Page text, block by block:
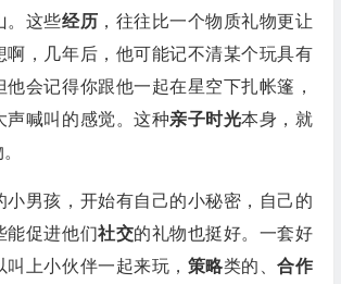
。这些经历 ，往往比一个物质礼物更让
啊，几年后，他可能记不清某个玩具有
他会记得你跟他一起在星空下扎帐篷，
声喊叫的感觉。这种亲子时光本身，就
小男孩，开始有自己的小秘密，自己的
能促进他们社交的礼物也挺好。一套好
叫上小伙伴一起来玩， 策略类的、合作